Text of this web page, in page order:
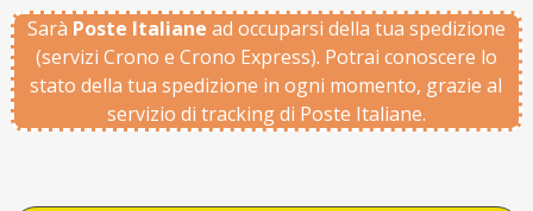
Sarà Poste Italiane ad occuparsi della tua spedizione
(servizi Crono e Crono Express). Potrai conoscere lo
stato della tua spedizione in ogni momento, grazie al
servizio di tracking di Poste Italiane.